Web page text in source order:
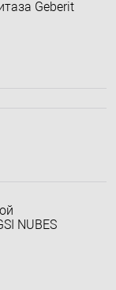
Geberit
NUBES
550 мм, без
матовый